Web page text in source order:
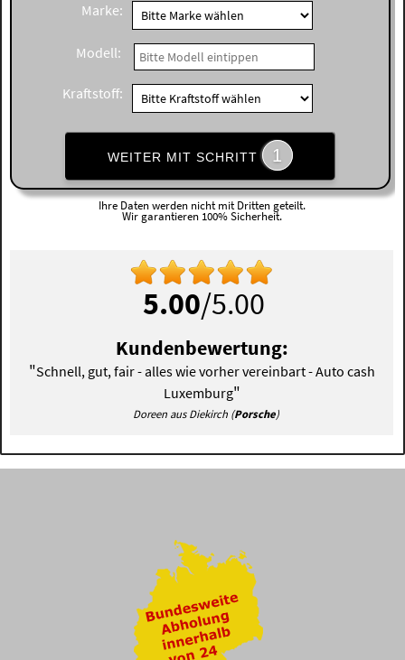
Marke:
Modell:
Kraftstoff:
WEITER MIT SCHRITT 1
Ihre Daten werden nicht mit Dritten geteilt.
Wir garantieren 100% Sicherheit.
5.00/5.00
Kundenbewertung:
"Schnell, gut, fair - alles wie vorher vereinbart - Auto cash
Luxemburg"
Doreen aus Diekirch (Porsche)